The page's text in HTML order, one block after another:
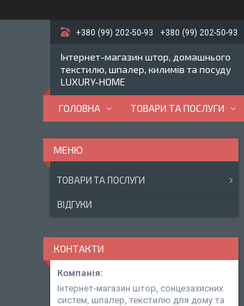
+380 (99) 202-50-93 +380 (99) 202-50-93
Інтернет-магазин штор, домашнього
текстилю, шпалер, килимів та посуду
LUXURY-HOME
ГОЛОВНА ТОВАРИ ТА ПОСЛУГИ
ТОВАРИ ТА ПОСЛУГИ
ВІДГУКИ
КОНТАКТИ
Інтернет-магазин штор, сонцезахисних
систем, шпалер, текстилю для дому та